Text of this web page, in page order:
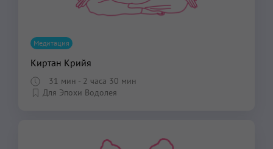
Медитация
Киртан Крийя
31 мин - 2 часа 30 мин
Для Эпохи Водолея